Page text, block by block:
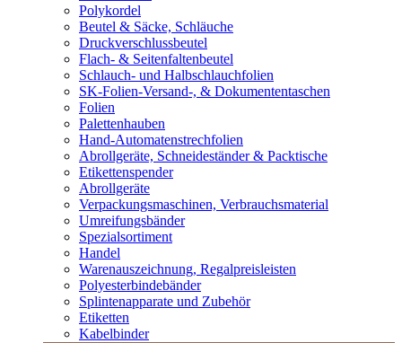
Polykordel
Beutel & Säcke, Schläuche
Druckverschlussbeutel
Flach- & Seitenfaltenbeutel
Schlauch- und Halbschlauchfolien
SK-Folien-Versand-, & Dokumententaschen
Folien
Palettenhauben
Hand-Automatenstrechfolien
Abrollgeräte, Schneideständer & Packtische
Etikettenspender
Abrollgeräte
Verpackungsmaschinen, Verbrauchsmaterial
Umreifungsbänder
Spezialsortiment
Handel
Warenauszeichnung, Regalpreisleisten
Polyesterbindebänder
Splintenapparate und Zubehör
Etiketten
Kabelbinder